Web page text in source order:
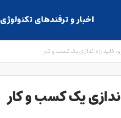
اخبار و ترفندهای تکنولوژی
کلید راه اندازی یک کسب و کار
اندازی یک کسب و کار